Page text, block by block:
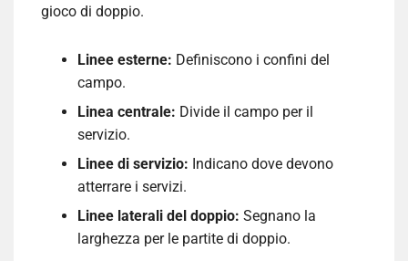
gioco di doppio.
Linee esterne: Definiscono i confini del
campo.
Linea centrale: Divide il campo per il
servizio.
Linee di servizio: Indicano dove devono
atterrare i servizi.
Linee laterali del doppio: Segnano la
larghezza per le partite di doppio.